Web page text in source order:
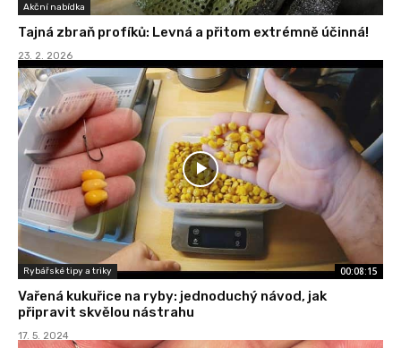
Akční nabídka
Tajná zbraň profíků: Levná a přitom extrémně účinná!
23. 2. 2026
Rybářské tipy a triky 00:08:15
Vařená kukuřice na ryby: jednoduchý návod, jak
připravit skvělou nástrahu
17. 5. 2024